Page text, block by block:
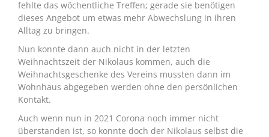
fehlte das wöchentliche Treffen; gerade sie benötigen
dieses Angebot um etwas mehr Abwechslung in ihren
Alltag zu bringen.
Nun konnte dann auch nicht in der letzten
Weihnachtszeit der Nikolaus kommen, auch die
Weihnachtsgeschenke des Vereins mussten dann im
Wohnhaus abgegeben werden ohne den persönlichen
Kontakt.
Auch wenn nun in 2021 Corona noch immer nicht
überstanden ist, so konnte doch der Nikolaus selbst die